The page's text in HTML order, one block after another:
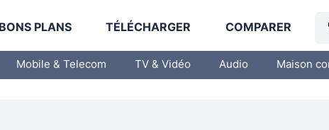
BONS PLANS TÉLÉCHARGER COMPARER
Mobile & Telecom TV & Vidéo Audio Maison